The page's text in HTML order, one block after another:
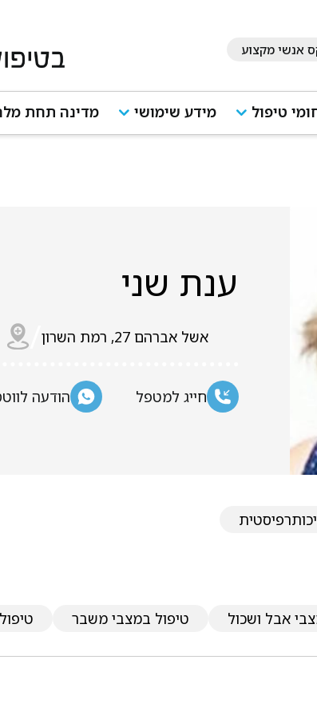
אנשי מקצוע
טיפול מידע שימושי מדינה תחת
ענת שני
אשל אברהם 27, רמת השרון
חייג למטפל הודעה
אבל ושכול טיפול במצבי משבר